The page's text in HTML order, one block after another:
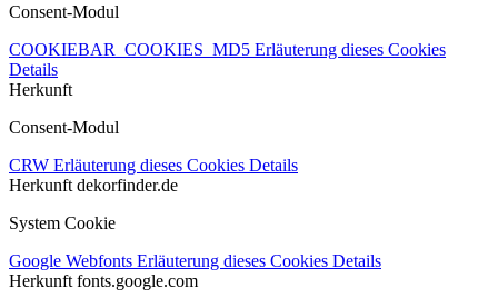
Consent-Modul
COOKIEBAR_COOKIES_MD5 Erläuterung dieses Cookies
Details
Herkunft
Consent-Modul
CRW Erläuterung dieses Cookies Details
Herkunft dekorfinder.de
System Cookie
Google Webfonts Erläuterung dieses Cookies Details
Herkunft fonts.google.com